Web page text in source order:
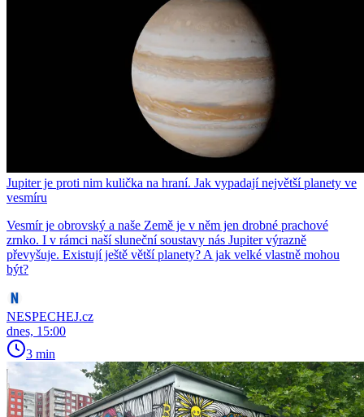
Jupiter je proti nim kulička na hraní. Jak vypadají největší planety ve
vesmíru
Vesmír je obrovský a naše Země je v něm jen drobné prachové
zrnko. I v rámci naší sluneční soustavy nás Jupiter výrazně
převyšuje. Existují ještě větší planety? A jak velké vlastně mohou
být?
NESPECHEJ.cz
dnes, 15:00
3 min